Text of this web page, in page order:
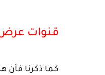
قنوات عرض
كما ذكرنا فأن